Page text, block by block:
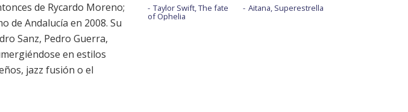
de Rycardo Moreno;
de Andalucía en 2008. Su
Sanz, Pedro Guerra,
en estilos
jazz fusión o el
Taylor Swift, The fate
of Ophelia
Aitana, Superestrella